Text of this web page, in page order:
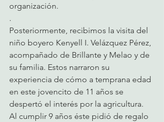
organización.
.
Posteriormente, recibimos la visita del
niño boyero Kenyell I. Velázquez Pérez,
acompañado de Brillante y Melao y de
su familia. Estos narraron su
experiencia de cómo a temprana edad
en este jovencito de 11 años se
despertó el interés por la agricultura.
Al cumplir 9 años éste pidió de regalo